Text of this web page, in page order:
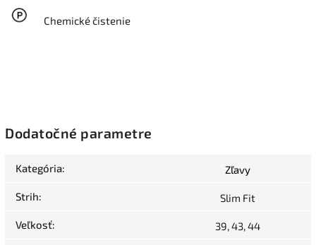
Chemické čistenie
Dodatočné parametre
Kategória: Zľavy
Strih: Slim Fit
Veľkosť: 39, 43, 44